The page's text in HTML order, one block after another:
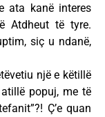
ata kanë interes
Atdheut të tyre.
siç u ndanë,
një e këtillë
popuj, me të
Ç’e quan